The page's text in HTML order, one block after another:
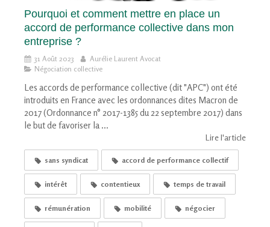
Pourquoi et comment mettre en place un
accord de performance collective dans mon
entreprise ?
31 Août 2023
Aurélie Laurent Avocat
Négociation collective
Les accords de performance collective (dit "APC") ont été
introduits en France avec les ordonnances dites Macron de
2017 (Ordonnance n° 2017-1385 du 22 septembre 2017) dans
le but de favoriser la ...
Lire l'article
sans syndicat accord de performance collectif
intérêt contentieux temps de travail
rémunération mobilité négocier